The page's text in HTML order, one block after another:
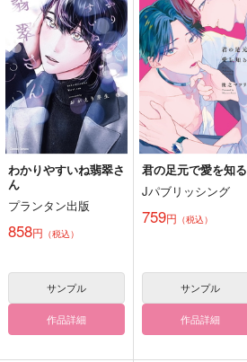
言の葉の紡ぎ方
春一番
2,970円 （税込）
アスラン×カガリ
サンプル
先の愛を知る子らへ
築ヂ市場
865円 （税込）
サンプル
っ！
土曜日のキャラメル
専売 629 （税込）
Fate/Grand Order
坂本龍馬×岡田以蔵
サンプル
カート
Spicy Sweets!
専売 787円（税込）
Fate/Grand Order
坂本龍馬×岡田以蔵
サンプル
カート
わかりやすいね翡翠さ
ん
プランタン出版
858円 （税込）
サンプル
作品詳細
君の足元で愛を知る
Jパブリッシング
759円 （税込）
サンプル
作品詳細